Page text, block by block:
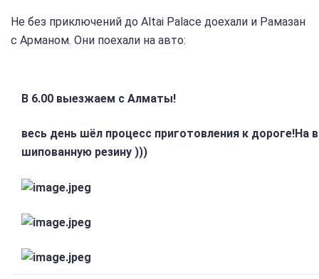
Не без приключений до Altai Palace доехали и Рамазан
с Арманом. Они поехали на авто:
В 6.00 выезжаем с Алматы!
весь день шёл процесс приготовления к дороге!На
шипованную резину )))